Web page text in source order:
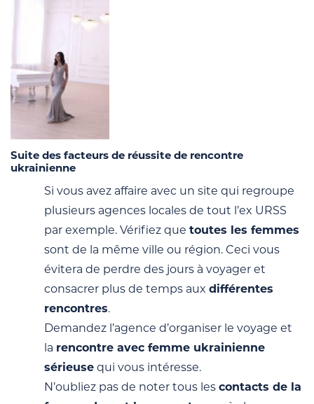
Suite des facteurs de réussite de rencontre
ukrainienne
Si vous avez affaire avec un site qui regroupe
plusieurs agences locales de tout l’ex URSS
par exemple. Vérifiez que toutes les femmes
sont de la même ville ou région. Ceci vous
évitera de perdre des jours à voyager et
consacrer plus de temps aux différentes
rencontres.
Demandez l’agence d’organiser le voyage et
la rencontre avec femme ukrainienne
sérieuse qui vous intéresse.
N’oubliez pas de noter tous les contacts de la